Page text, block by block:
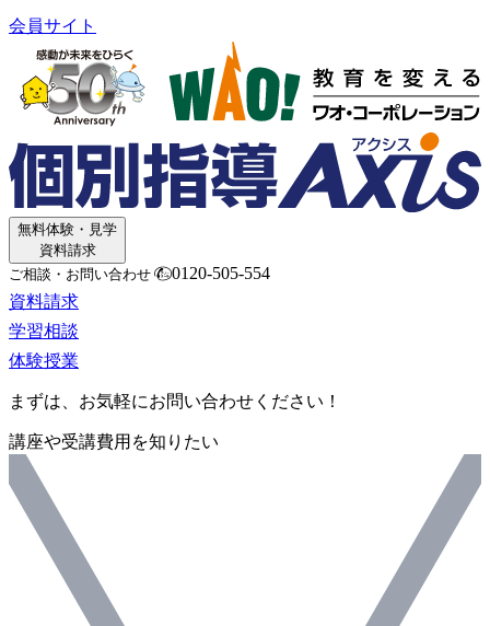
会員サイト
無料体験・見学
資料請求
ご相談・お問い合わせ
0120-505-554
資料請求
学習相談
体験授業
まずは、お気軽にお問い合わせください！
講座や受講費用を知りたい